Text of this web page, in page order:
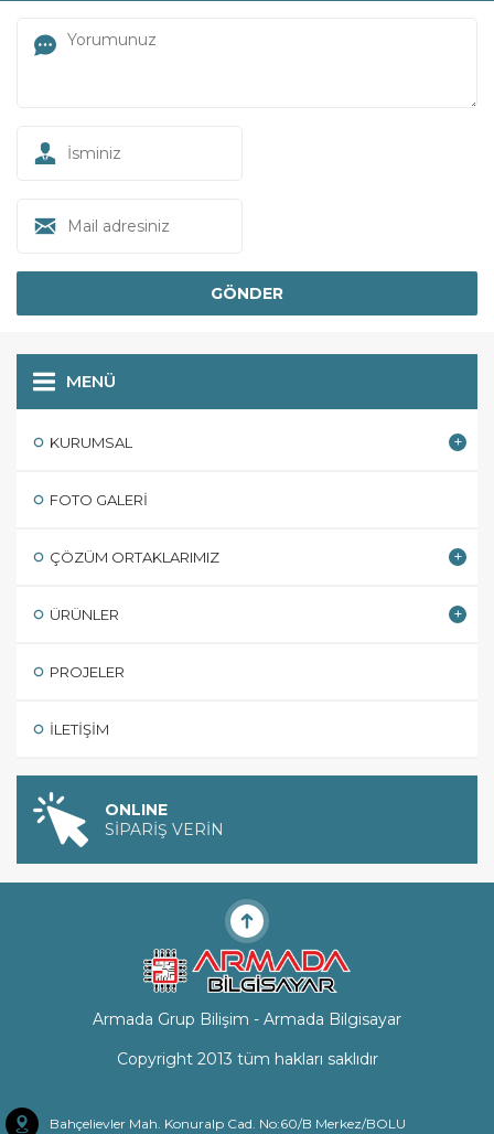
MENÜ
KURUMSAL
FOTO GALERI
ÇÖZÜM ORTAKLARIMIZ
ÜRÜNLER
PROJELER
İLETIŞIM
ONLINE
SİPARİŞ VERİN
Armada Grup Bilişim - Armada Bilgisayar
Copyright 2013 tüm hakları saklıdır
Bahçelievler Mah. Konuralp Cad. No:60/B Merkez/BOLU